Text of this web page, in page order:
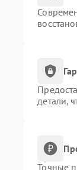
детали,
Точные